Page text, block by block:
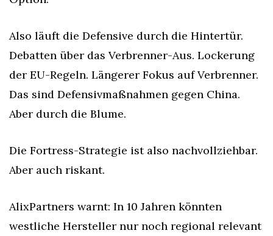
Also läuft die Defensive durch die Hintertür.
Debatten über das Verbrenner-Aus. Lockerung
der EU-Regeln. Längerer Fokus auf Verbrenner.
Das sind Defensivmaßnahmen gegen China.
Aber durch die Blume.
Die Fortress-Strategie ist also nachvollziehbar.
Aber auch riskant.
AlixPartners warnt: In 10 Jahren könnten
westliche Hersteller nur noch regional relevant